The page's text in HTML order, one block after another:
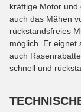
kräftige Motor und
auch das Mähen
rückstandsfreies
möglich. Er eignet
auch
schnell und